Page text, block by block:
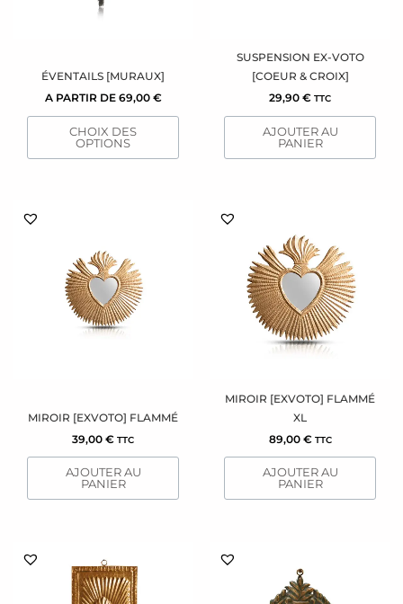
ÉVENTAILS [MURAUX]
A PARTIR DE 69,00 €
CHOIX DES
OPTIONS
la
page
du
produit
SUSPENSION EX-VOTO
[COEUR & CROIX]
29,90 € TTC
AJOUTER AU
PANIER
MIROIR [EXVOTO] FLAMMÉ
39,00 € TTC
AJOUTER AU
PANIER
MIROIR [EXVOTO] FLAMMÉ
XL
89,00 € TTC
AJOUTER AU
PANIER